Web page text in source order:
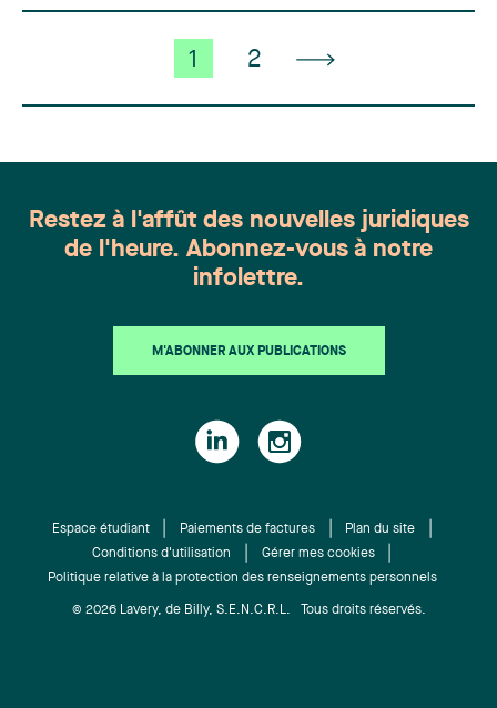
1 2
Restez à l'affût des nouvelles juridiques
de l'heure. Abonnez-vous à notre
infolettre.
M'ABONNER AUX PUBLICATIONS
Espace étudiant Paiements de factures
Plan du site
Conditions d'utilisation
Gérer mes cookies
Politique relative à la protection des renseignements personnels
© 2026 Lavery, de Billy, S.E.N.C.R.L. Tous droits réservés.